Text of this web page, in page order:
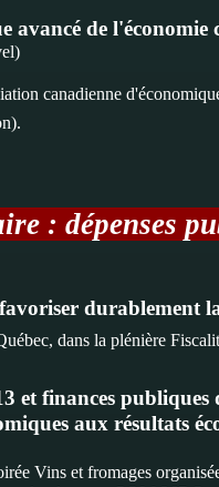
avancé de l'économie
canadienne
: dépenses
durablement la
dans la plénière
et finances publiques
aux résultats
Vins et fromages